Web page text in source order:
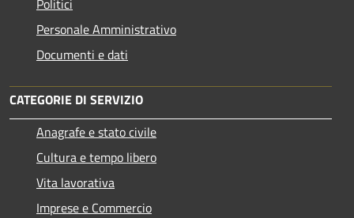
Personale Amministrativo
Documenti e dati
CATEGORIE DI SERVIZIO
Anagrafe e stato civile
Cultura e tempo libero
Vita lavorativa
Imprese e Commercio